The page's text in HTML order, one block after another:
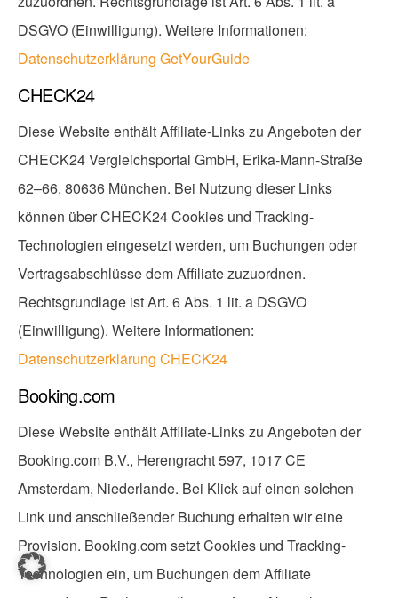
DSGVO (Einwilligung). Weitere Informationen:
Datenschutzerklärung GetYourGuide
CHECK24
Diese Website enthält Affiliate-Links zu Angeboten der
CHECK24 Vergleichsportal GmbH, Erika-Mann-Straße
62–66, 80636 München. Bei Nutzung dieser Links
können über CHECK24 Cookies und Tracking-
Technologien eingesetzt werden, um Buchungen oder
Vertragsabschlüsse dem Affiliate zuzuordnen.
Rechtsgrundlage ist Art. 6 Abs. 1 lit. a DSGVO
(Einwilligung). Weitere Informationen:
Datenschutzerklärung CHECK24
Booking.com
Diese Website enthält Affiliate-Links zu Angeboten der
Booking.com B.V., Herengracht 597, 1017 CE
Amsterdam, Niederlande. Bei Klick auf einen solchen
Link und anschließender Buchung erhalten wir eine
Provision. Booking.com setzt Cookies und Tracking-
Technologien ein, um Buchungen dem Affiliate